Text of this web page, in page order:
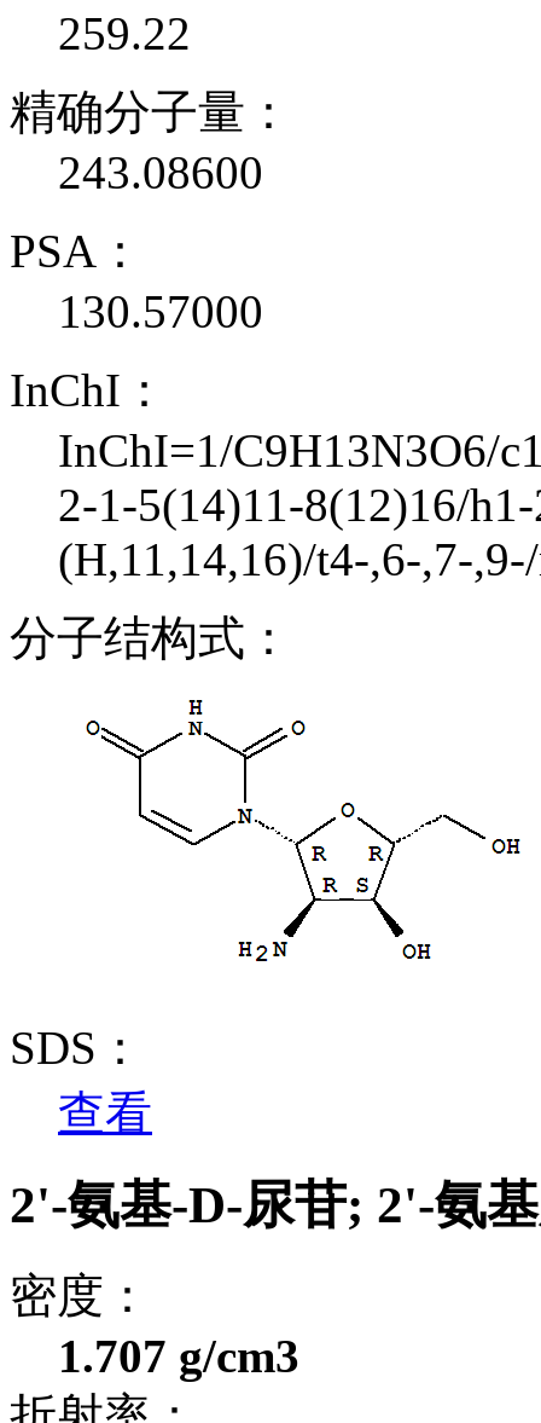
259.22
精确分子量：
243.08600
PSA：
130.57000
InChI：
InChI=1/C9H13N3O6/
2-1-5(14)11-8(12)16/
(H,11,14,16)/t4-,6-,7-
分子结构式：
SDS：
查看
2'-氨基-D-尿苷; 2'-氨
密度：
1.707 g/cm3